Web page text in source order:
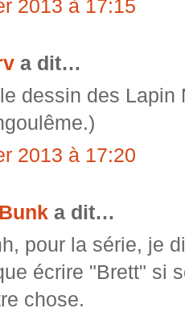
2013 à 17:15
a dit…
dessin des
2013 à 17:20
a dit…
pour la série, je
écrire "Brett" si
chose.